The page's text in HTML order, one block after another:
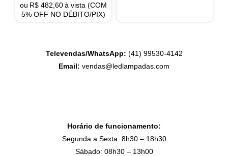
ou R$ 482,60à vista (COM
5% OFF NO DÉBITO/PIX)
Televendas/WhatsApp: (41) 99530-4142
Email: vendas@ledlampadas.com
Horário de funcionamento:
Segunda a Sexta: 8h30 – 18h30
Sábado: 08h30 – 13h00